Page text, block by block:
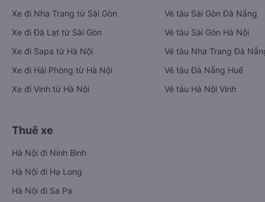
Xe đi Nha Trang từ Sài Gòn
Xe đi Đà Lạt từ Sài Gòn
Xe đi Sapa từ Hà Nội
Xe đi Hải Phòng từ Hà Nội
Xe đi Vinh từ Hà Nội
Vé tàu Sài Gòn Đà Nẵng
Vé tàu Sài Gòn Hà Nội
Vé tàu Nha Trang Đà
Vé tàu Đà Nẵng Huế
Vé tàu Hà Nội Vinh
Thuê xe
Hà Nội đi Ninh Bình
Hà Nội đi Hạ Long
Hà Nội đi Sa Pa